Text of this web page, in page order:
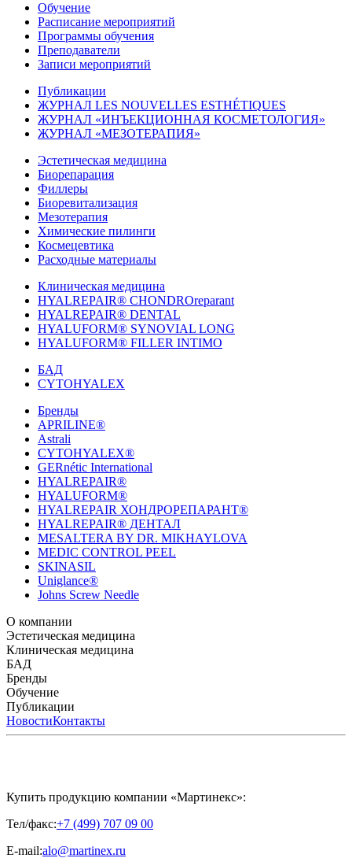
Обучение
Расписание мероприятий
Программы обучения
Преподаватели
Записи мероприятий
Публикации
ЖУРНАЛ LES NOUVELLES ESTHÉTIQUES
ЖУРНАЛ «ИНЪЕКЦИОННАЯ КОСМЕТОЛОГИЯ»
ЖУРНАЛ «МЕЗОТЕРАПИЯ»
Эстетическая медицина
Биорепарация
Филлеры
Биоревитализация
Мезотерапия
Химические пилинги
Космецевтика
Расходные материалы
Клиническая медицина
HYALREPAIR® CHONDROreparant
HYALREPAIR® DENTAL
HYALUFORM® SYNOVIAL LONG
HYALUFORM® FILLER INTIMO
БАД
CYTOHYALEX
Бренды
APRILINE®
Astrali
CYTOHYALEX®
GERnétic International
HYALREPAIR®
HYALUFORM®
HYALREPAIR ХОНДРОРЕПАРАНТ®
HYALREPAIR® ДЕНТАЛ
MESALTERA BY DR. MIKHAYLOVA
MEDIC CONTROL PEEL
SKINASIL
Uniglance®
Johns Screw Needle
О компании
История компанииНаучный центр
центрПатентыЛаборатория
Мезотерапии
Эстетическая медицина
БиорепарацияФиллерыБиоревитализация
пилинги
Клиническая медицина
HYALREPAIR® CHONDROreparant
DENTAL
FILLER INTIMO
БАД
CYTOHYALEX
Бренды
APRILINE®
InternationalHYALREPAIR®
ХОНДРОРЕПАРАНТ®
ДЕНТАЛMESALTERA BY DR. MIKHAYLOVAMEDIC
Обучение
Расписание мероприятий
обученияПреподаватели
Публикации
ЖУРНАЛ LES NOUVELLES ESTHÉTIQUES
«ИНЪЕКЦИОННАЯ КОСМЕТОЛОГИЯ»ЖУРНАЛ
НовостиКонтакты
Купить продукцию компании «Мартинекс»:
Тел/факс:+7 (499) 707 09 00
E-mail:alo@martinex.ru